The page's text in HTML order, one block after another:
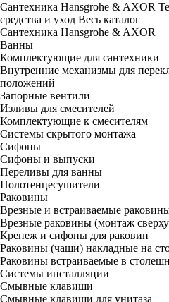
Сантехника Hansgrohe & AXOR
средства и уход Весь каталог
Сантехника Hansgrohe & AXOR
Ванны
Комплектующие для сантехники
Внутренние механизмы для
положений
Запорные вентили
Изливы для смесителей
Комплектующие к смесителям
Системы скрытого монтажа
Сифоны
Сифоны и выпуски
Переливы для ванны
Полотенцесушители
Раковины
Врезные и встраиваемые
Врезные раковины (монтаж
Крепеж и сифоны для раковин
Раковины (чаши) накладные на
Раковины встраиваемые в
Системы инсталляции
Смывные клавиши
Смывные клавиши для унитаза